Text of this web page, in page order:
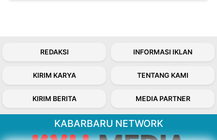
REDAKSI INFORMASI IKLAN
KIRIM KARYA TENTANG KAMI
KIRIM BERITA MEDIA PARTNER
KABARBARU NETWORK